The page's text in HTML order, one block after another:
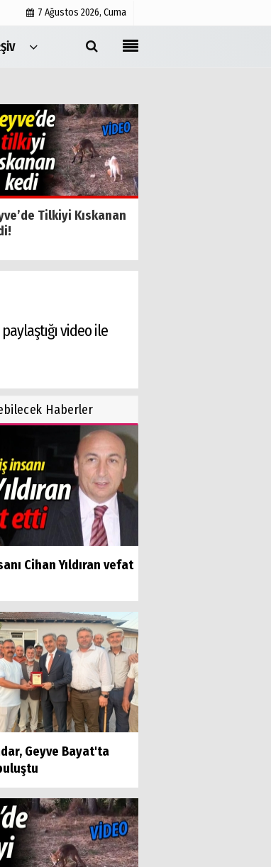
7 Ağustos 2026, Cuma
Medyabar.com
Künye
İletişim
Tilkiyi Kıskanan
video ile
Haberler
Cihan Yıldıran vefat
Geyve Bayat'ta